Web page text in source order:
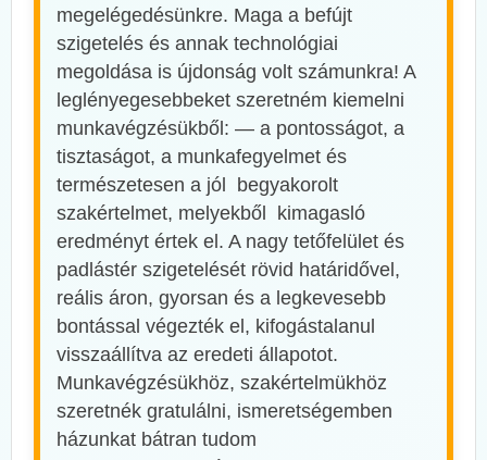
megelégedésünkre. Maga a befújt
szigetelés és annak technológiai
megoldása is újdonság volt számunkra! A
leglényegesebbeket szeretném kiemelni
munkavégzésükből: — a pontosságot, a
tisztaságot, a munkafegyelmet és
természetesen a jól begyakorolt
szakértelmet, melyekből kimagasló
eredményt értek el. A nagy tetőfelület és
padlástér szigetelését rövid határidővel,
reális áron, gyorsan és a legkevesebb
bontással végezték el, kifogástalanul
visszaállítva az eredeti állapotot.
Munkavégzésükhöz, szakértelmükhöz
szeretnék gratulálni, ismeretségemben
házunkat bátran tudom